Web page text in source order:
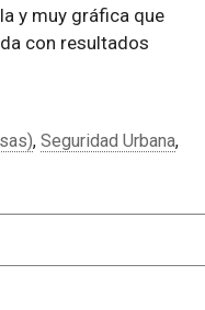
y muy gráfica que
con resultados
, Seguridad Urbana,